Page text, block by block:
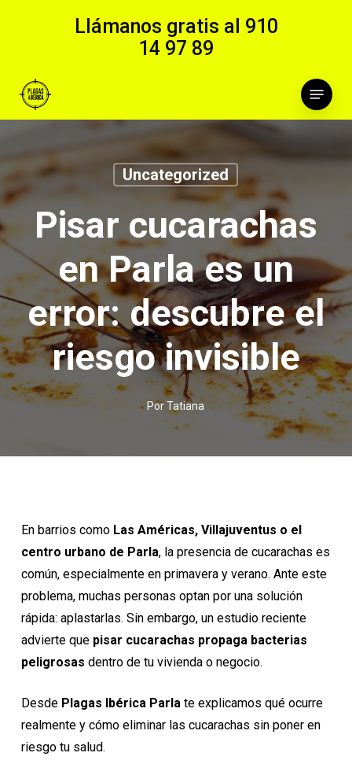
content
Llámanos gratis al 910
14 97 89
Menu
Uncategorized
Pisar cucarachas
en Parla es un
error: descubre el
riesgo invisible
Por Tatiana
En barrios como Las Américas, Villajuventus o el
centro urbano de Parla, la presencia de cucarachas es
común, especialmente en primavera y verano. Ante este
problema, muchas personas optan por una solución
rápida: aplastarlas. Sin embargo, un estudio reciente
advierte que pisar cucarachas propaga bacterias
peligrosas dentro de tu vivienda o negocio.
Desde Plagas Ibérica Parlate explicamos qué ocurre
realmente y cómo eliminar las cucarachas sin poner en
riesgo tu salud.